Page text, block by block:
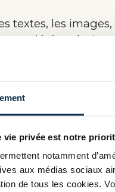
vie privée est notre
notamment
aux médias sociaux
de tous les cookies.
textes, les
exclusive
Site et de son
préalable
destinée à régir
cette marque ne
écrite)
figurant sur le
Code de la